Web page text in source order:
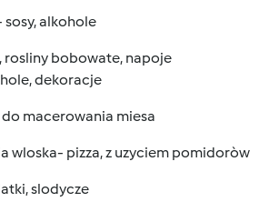
sosy, alkohole
rosliny bobowate, napoje
dekoracje
do macerowania miesa
wloska- pizza, z uzyciem pomidoròw
slodycze